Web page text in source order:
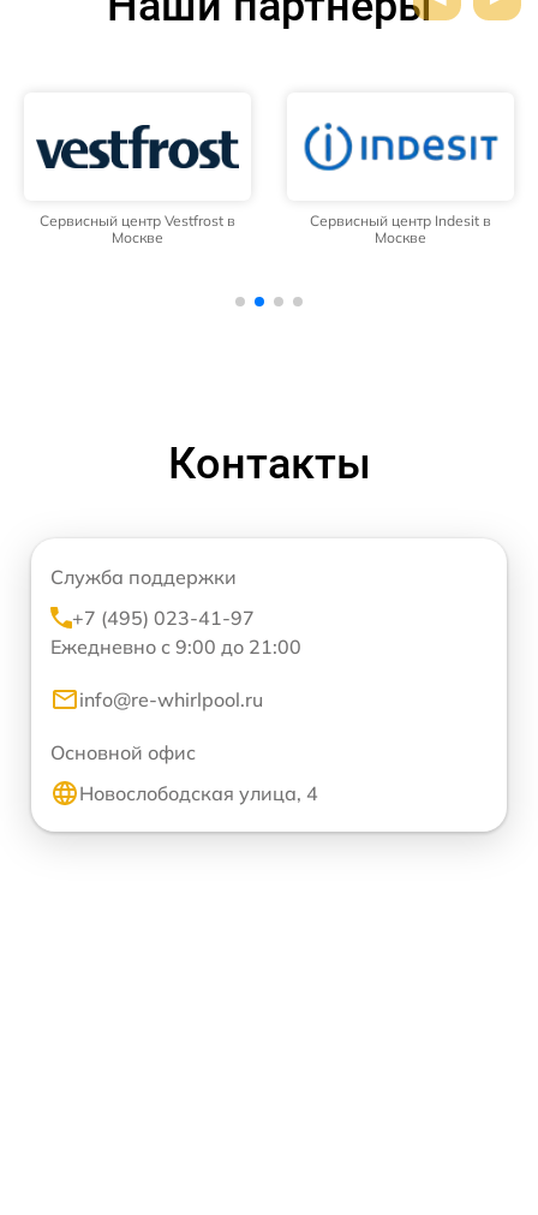
Сервисный центр Vestfrost в
Москве
Сервисный центр Indesit в
Москве
Контакты
Служба поддержки
+7 (495) 023-41-97
Ежедневно с 9:00 до 21:00
info@re-whirlpool.ru
Основной офис
Новослободская улица, 4